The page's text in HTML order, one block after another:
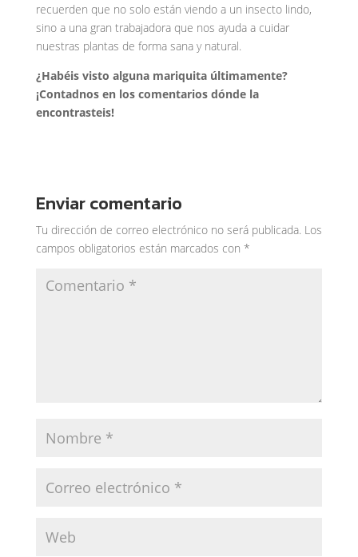
recuerden que no solo están viendo a un insecto lindo,
sino a una gran trabajadora que nos ayuda a cuidar
nuestras plantas de forma sana y natural.
¿Habéis visto alguna mariquita últimamente?
¡Contadnos en los comentarios dónde la
encontrasteis!
Enviar comentario
Tu dirección de correo electrónico no será publicada. Los
campos obligatorios están marcados con *